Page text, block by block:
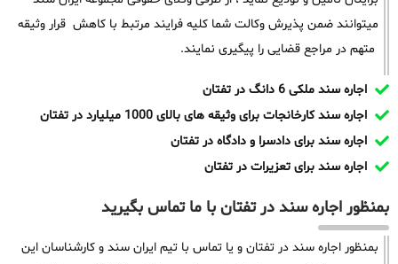
میتوانند ضمن پذیرش وکالت شما کلیه فرایند مرتبط با کاهش قرار وثیقه
متهم در مراجع قضایی را پیگیری نمایند.
اجاره سند ملکی 6 دانگ در تفتان
اجاره سند کارخانجات برای وثیقه های بالای 1000 میلیارد در تفتان
اجاره سند برای دادسرا و دادگاه در تفتان
اجاره سند برای تعزیرات در تفتان
بمنظور اجاره سند در تفتان با ما تماس بگیرید
بمنظور اجاره سند در تفتان و یا تماس با تیم ایران سند و کارشناسان این